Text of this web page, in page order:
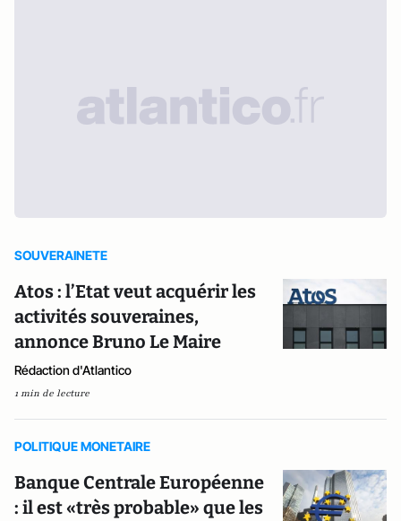
SOUVERAINETE
Atos : l’Etat veut acquérir les
activités souveraines,
annonce Bruno Le Maire
Rédaction d'Atlantico
1 min de lecture
POLITIQUE MONETAIRE
Banque Centrale Européenne
: il est «très probable» que les